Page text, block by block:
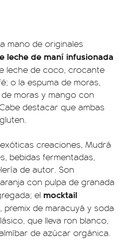
mano de originales
leche de maní infusionada
leche de coco, crocante
o la espuma de moras,
moras y mango con
destacar que ambas
creaciones, Mudrá
bebidas fermentadas,
de autor. Son
con pulpa de granada
el mocktail
premix de maracuyá y soda
que lleva ron blanco,
de azúcar orgánica.